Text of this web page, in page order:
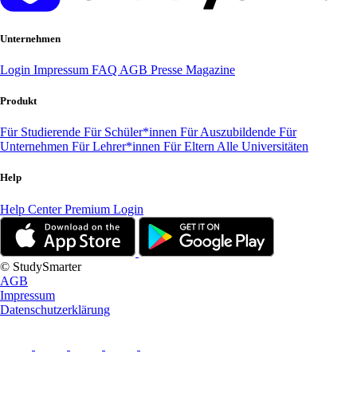
Unternehmen
Login Impressum FAQ AGB Presse Magazine
Produkt
Für Studierende Für Schüler*innen Für Auszubildende Für
Unternehmen Für Lehrer*innen Für Eltern Alle Universitäten
Help
Help CenterPremium Login
© StudySmarter
AGB
Impressum
Datenschutzerklärung